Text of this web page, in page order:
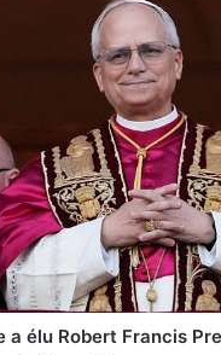
élu Robert Francis